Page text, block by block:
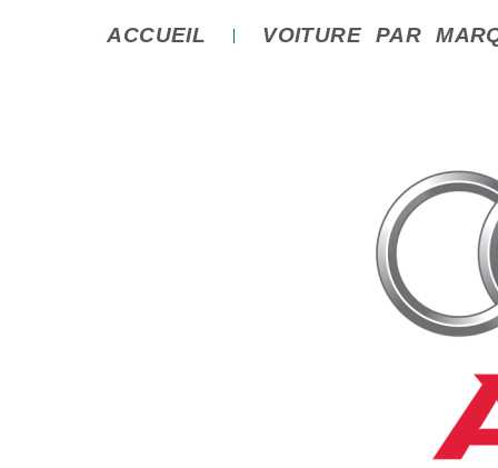
ACCUEIL VOITURE PAR